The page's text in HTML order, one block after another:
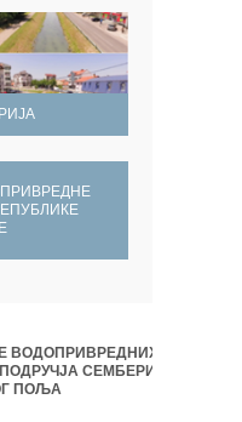
ВОДОПРИВРЕДНИХ
СЕМБЕРИЈЕ,
ПОЉА